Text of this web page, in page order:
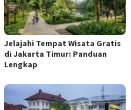
Jelajahi Tempat Wisata Gratis
di Jakarta Timur: Panduan
Lengkap